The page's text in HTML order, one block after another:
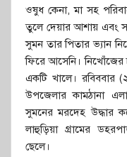
ওষুধ কেনা, মা সহ
তুলে দেয়ার আশায় এবং
সুমন তার পিতার ভ্যান
ফিরে আসেনি। নিখোঁজের
একটি খালে। রবিববার
উপজেলার কামঠানা
সুমনের মরদেহ উদ্ধার
লাহুড়িয়া গ্রামের
ছেলে।